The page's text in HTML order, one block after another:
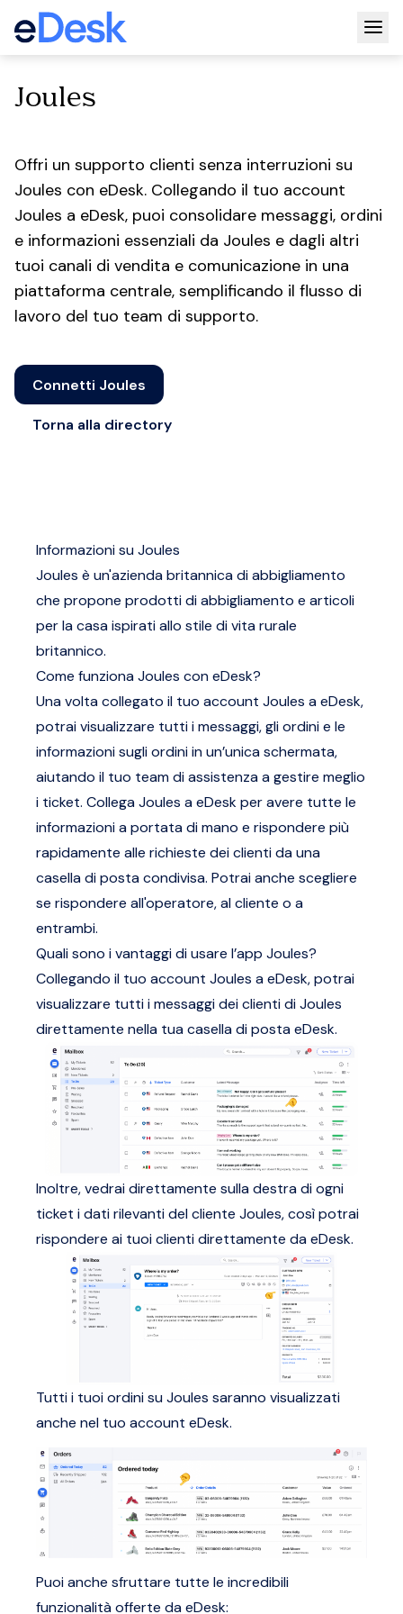
Joules
Offri un supporto clienti senza interruzioni su
Joules con eDesk. Collegando il tuo account
Joules a eDesk, puoi consolidare messaggi, ordini
e informazioni essenziali da Joules e dagli altri
tuoi canali di vendita e comunicazione in una
piattaforma centrale, semplificando il flusso di
lavoro del tuo team di supporto.
Connetti Joules
Torna alla directory
Informazioni su Joules
Joules è un'azienda britannica di abbigliamento
che propone prodotti di abbigliamento e articoli
per la casa ispirati allo stile di vita rurale
britannico.
Come funziona Joules con eDesk?
Una volta collegato il tuo account Joules a eDesk,
potrai visualizzare tutti i messaggi, gli ordini e le
informazioni sugli ordini in un’unica schermata,
aiutando il tuo team di assistenza a gestire meglio
i ticket. Collega Joules a eDesk per avere tutte le
informazioni a portata di mano e rispondere più
rapidamente alle richieste dei clienti da una
casella di posta condivisa. Potrai anche scegliere
se rispondere all'operatore, al cliente o a
entrambi.
Quali sono i vantaggi di usare l’app Joules?
Collegando il tuo account Joules a eDesk, potrai
visualizzare tutti i messaggi dei clienti di Joules
direttamente nella tua casella di posta eDesk.
Inoltre, vedrai direttamente sulla destra di ogni
ticket i dati rilevanti del cliente Joules, così potrai
rispondere ai tuoi clienti direttamente da eDesk.
Tutti i tuoi ordini su Joules saranno visualizzati
anche nel tuo account eDesk.
Puoi anche sfruttare tutte le incredibili
funzionalità offerte da eDesk: